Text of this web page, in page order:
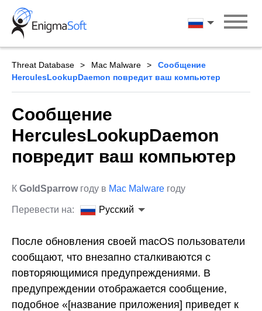
Skip
content
Русский
Threat Database Mac Malware
Сообщение
HerculesLookupDaemon повредит ваш компьютер
Сообщение
HerculesLookupDaemon
повредит ваш компьютер
К GoldSparrowгоду в Mac Malware году
Перевести на: Русский
После обновления своей macOS пользователи
сообщают, что внезапно сталкиваются с
повторяющимися предупреждениями. В
предупреждении отображается сообщение,
подобное «[название приложения] приведет к